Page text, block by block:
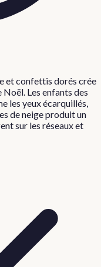
et confettis dorés crée
Les enfants des
les yeux écarquillés,
de neige produit un
sur les réseaux et